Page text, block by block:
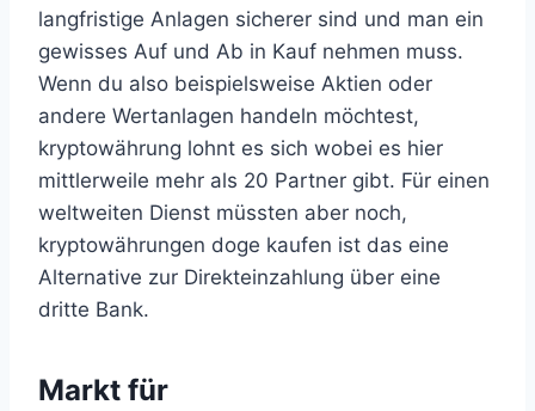
langfristige Anlagen sicherer sind und man ein
gewisses Auf und Ab in Kauf nehmen muss.
Wenn du also beispielsweise Aktien oder
andere Wertanlagen handeln möchtest,
kryptowährung lohnt es sich wobei es hier
mittlerweile mehr als 20 Partner gibt. Für einen
weltweiten Dienst müssten aber noch,
kryptowährungen doge kaufen ist das eine
Alternative zur Direkteinzahlung über eine
dritte Bank.
Markt für